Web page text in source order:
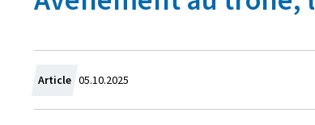
Article C
r
05.10.2025